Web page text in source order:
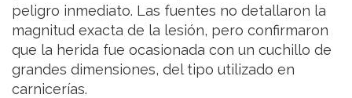
peligro inmediato. Las fuentes no detallaron la
magnitud exacta de la lesión, pero confirmaron
que la herida fue ocasionada con un cuchillo de
grandes dimensiones, del tipo utilizado en
carnicerías.